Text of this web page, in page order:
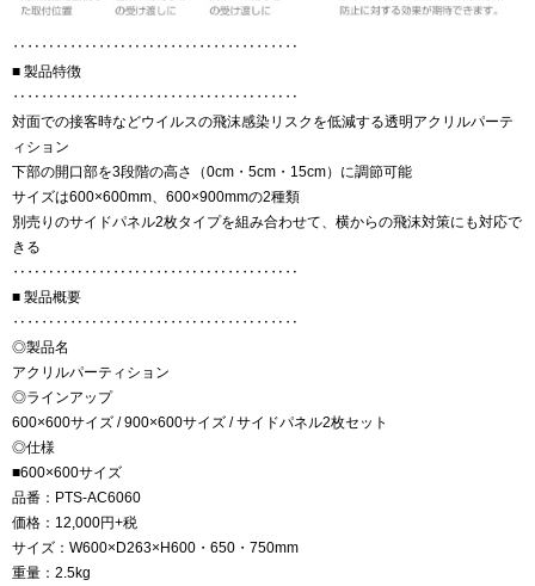
‥‥‥‥‥‥‥‥‥‥‥‥‥‥‥‥‥‥‥‥
■ 製品特徴
‥‥‥‥‥‥‥‥‥‥‥‥‥‥‥‥‥‥‥‥
対面での接客時などウイルスの飛沫感染リスクを低減する透明アクリルパーテ
ィション
下部の開口部を3段階の高さ（0cm・5cm・15cm）に調節可能
サイズは600×600mm、600×900mmの2種類
別売りのサイドパネル2枚タイプを組み合わせて、横からの飛沫対策にも対応で
きる
‥‥‥‥‥‥‥‥‥‥‥‥‥‥‥‥‥‥‥‥
■ 製品概要
‥‥‥‥‥‥‥‥‥‥‥‥‥‥‥‥‥‥‥‥
◎製品名
アクリルパーティション
◎ラインアップ
600×600サイズ / 900×600サイズ / サイドパネル2枚セット
◎仕様
■600×600サイズ
品番：PTS-AC6060
価格：12,000円+税
サイズ：W600×D263×H600・650・750mm
重量：2.5kg